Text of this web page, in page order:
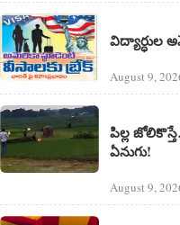
విద్యార్ధుల
August 9,
పిల్ల
ఏనుగు!
August 9,